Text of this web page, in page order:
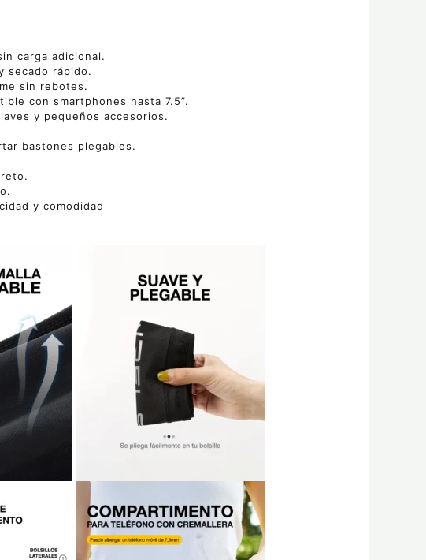
carga adicional.
secado rápido.
sin rebotes.
con smartphones hasta 7.5”.
y pequeños accesorios.
bastones plegables.
y comodidad